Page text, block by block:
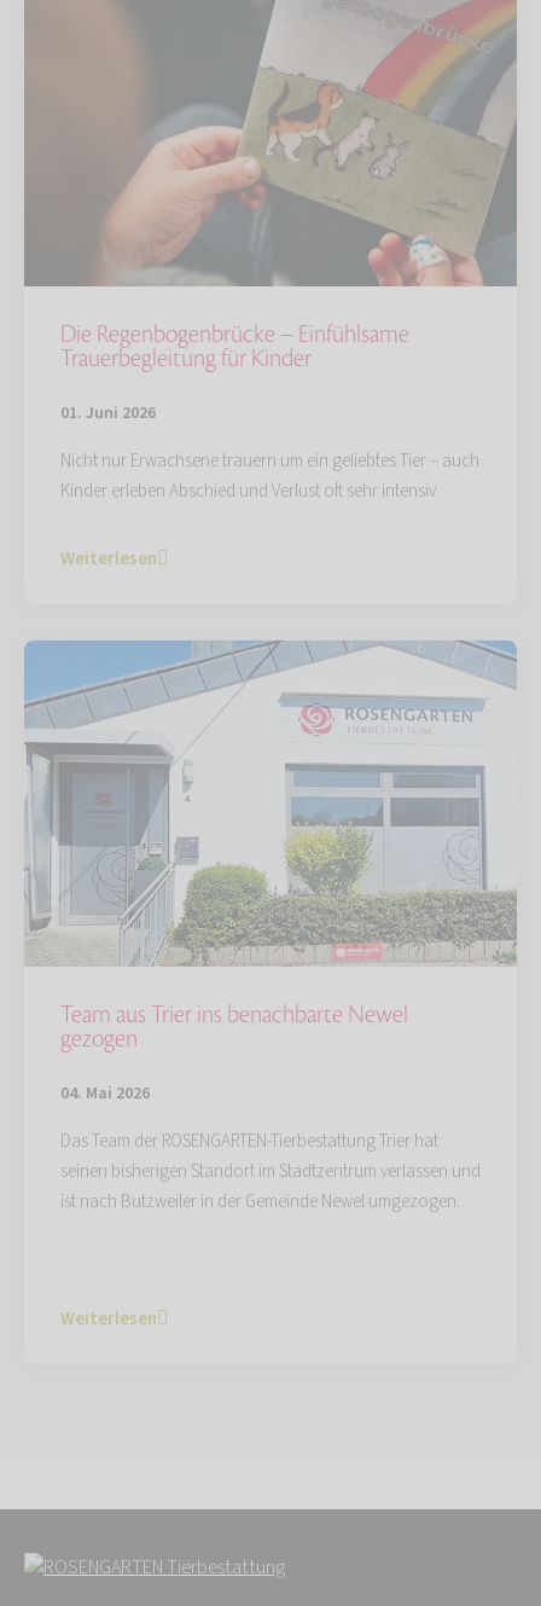
Die Regenbogenbrücke – Einfühlsame
Trauerbegleitung für Kinder
01. Juni 2026
Nicht nur Erwachsene trauern um ein geliebtes Tier – auch
Kinder erleben Abschied und Verlust oft sehr intensiv.
Weiterlesen
Team aus Trier ins benachbarte Newel
gezogen
04. Mai 2026
Das Team der ROSENGARTEN-Tierbestattung Trier hat
seinen bisherigen Standort im Stadtzentrum verlassen und
ist nach Butzweiler in der Gemeinde Newel umgezogen.
Weiterlesen